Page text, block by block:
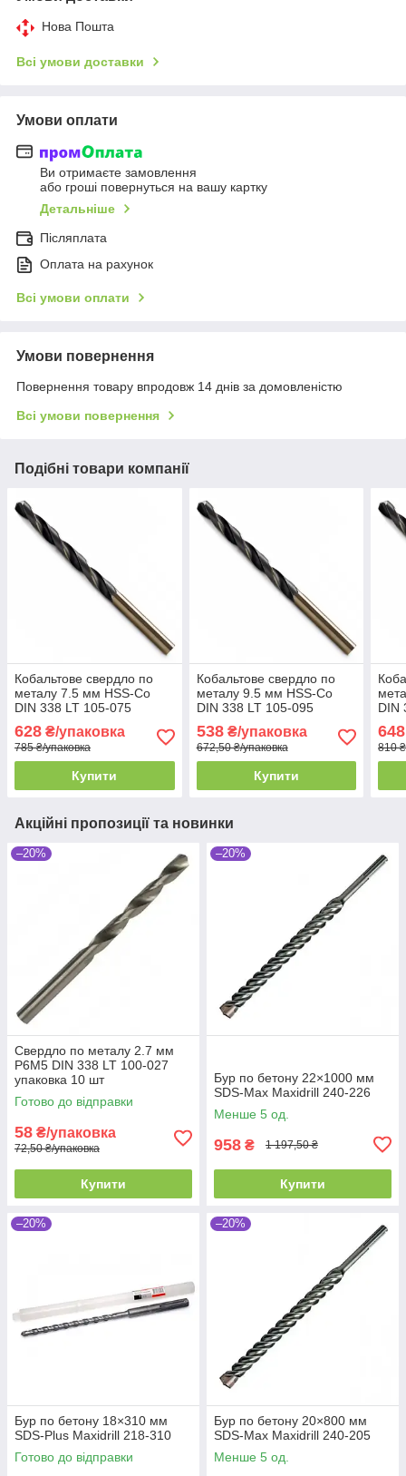
Нова Пошта
Всі умови доставки
Умови оплати
Ви отримаєте замовлення
або гроші повернуться на вашу картку
Детальніше
Післяплата
Оплата на рахунок
Всі умови оплати
Умови повернення
Повернення товару впродовж 14 днів за домовленістю
Всі умови повернення
Подібні товари компанії
Кобальтове свердло по
металу 7.5 мм HSS-Co
DIN 338 LT 105-075
628 ₴/упаковка
785 ₴/упаковка
Купити
Кобальтове свердло по
металу 9.5 мм HSS-Co
DIN 338 LT 105-095
538₴/упаковка
672,50 ₴/упаковка
Купити
DIN
648
810
Акційні пропозиції та новинки
–20%
Свердло по металу 2.7 мм
P6M5 DIN 338 LT 100-027
упаковка 10 шт
Готово до відправки
58 ₴/упаковка
72,50 ₴/упаковка
Купити
–20%
Бур по бетону 22×1000 мм
SDS-Max Maxidrill 240-226
Менше 5 од.
958 ₴ 1 197,50 ₴
Купити
–20%
Бур по бетону 18×310 мм
SDS-Plus Maxidrill 218-310
Готово до відправки
–20%
Бур по бетону 20×800 мм
SDS-Max Maxidrill 240-205
Менше 5 од.